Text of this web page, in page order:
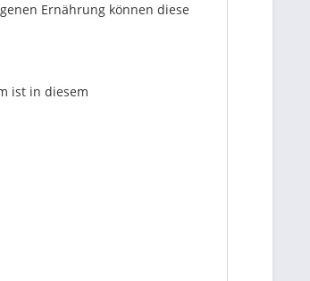
Ernährung können diese
ist in diesem